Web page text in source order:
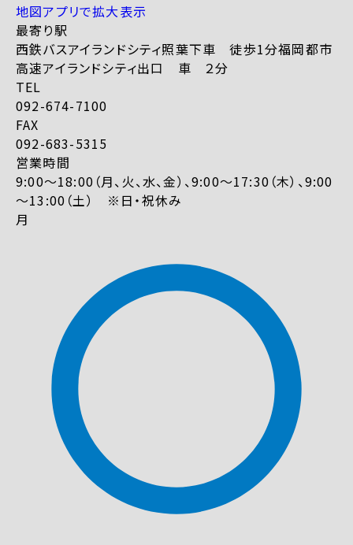
地図アプリで拡大表示
最寄り駅
西鉄バスアイランドシティ照葉下車 徒歩1分福岡都市
高速アイランドシティ出口 車 ２分
TEL
092-674-7100
FAX
092-683-5315
営業時間
9:00～18:00（月、火、水、金）、9:00～17:30（木）、9:00
～13:00（土） ※日・祝休み
月